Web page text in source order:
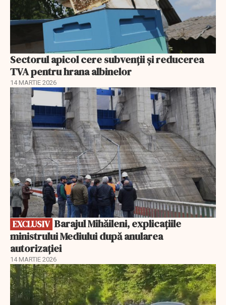
Sectorul apicol cere subvenții și reducerea
TVA pentru hrana albinelor
14 MARTIE 2026
EXCLUSIV
EXCLUSIV
ministrului Mediului după anularea
autorizației
14 MARTIE 2026
EXCLUSIV